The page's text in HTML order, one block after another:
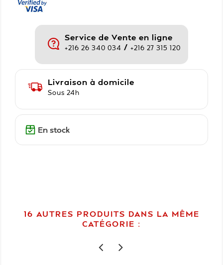
Service de Vente en ligne
+216 26 340 034 / +216 27 315 120
Livraison à domicile
Sous 24h
En stock
16 AUTRES PRODUITS DANS LA MÊME
CATÉGORIE :